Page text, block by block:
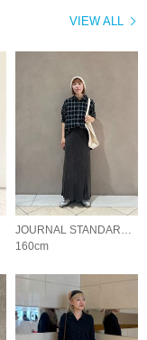
VIEW ALL
160cm